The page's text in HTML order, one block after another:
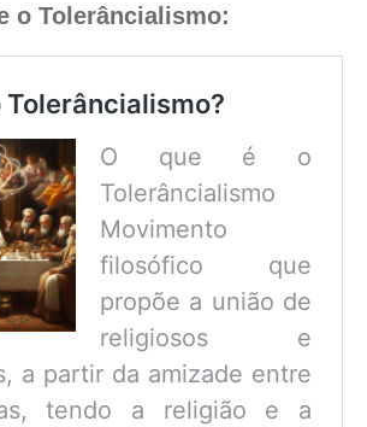
o Tolerâncialismo:
Tolerâncialismo?
O que é o
Tolerâncialismo
Movimento
filosófico que
propõe a união de
religiosos e
a partir da amizade entre
tendo a religião e a